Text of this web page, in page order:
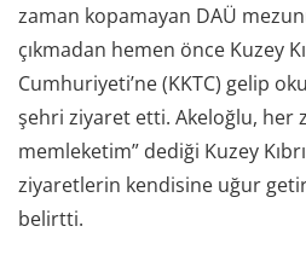
zaman kopamayan DAÜ
çıkmadan hemen önce Kuzey
Cumhuriyeti’ne (KKTC) gelip
şehri ziyaret etti. Akeloğlu, her
memleketim” dediği Kuzey
ziyaretlerin kendisine uğur
belirtti.